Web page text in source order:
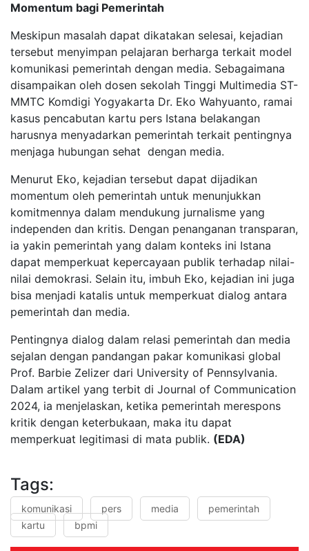
Momentum bagi Pemerintah
Meskipun masalah dapat dikatakan selesai, kejadian
tersebut menyimpan pelajaran berharga terkait model
komunikasi pemerintah dengan media. Sebagaimana
disampaikan oleh dosen sekolah Tinggi Multimedia ST-
MMTC Komdigi Yogyakarta Dr. Eko Wahyuanto, ramai
kasus pencabutan kartu pers Istana belakangan
harusnya menyadarkan pemerintah terkait pentingnya
menjaga hubungan sehat dengan media.
Menurut Eko, kejadian tersebut dapat dijadikan
momentum oleh pemerintah untuk menunjukkan
komitmennya dalam mendukung jurnalisme yang
independen dan kritis. Dengan penanganan transparan,
ia yakin pemerintah yang dalam konteks ini Istana
dapat memperkuat kepercayaan publik terhadap nilai-
nilai demokrasi. Selain itu, imbuh Eko, kejadian ini juga
bisa menjadi katalis untuk memperkuat dialog antara
pemerintah dan media.
Pentingnya dialog dalam relasi pemerintah dan media
sejalan dengan pandangan pakar komunikasi global
Prof. Barbie Zelizer dari University of Pennsylvania.
Dalam artikel yang terbit di Journal of Communication
2024, ia menjelaskan, ketika pemerintah merespons
kritik dengan keterbukaan, maka itu dapat
memperkuat legitimasi di mata publik. (EDA)
Tags:
komunikasi pers media
pemerintah
kartu
bpmi